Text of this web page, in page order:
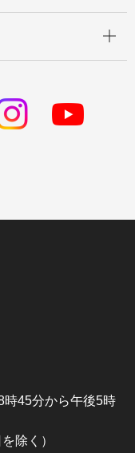
時45分から午後5時
除く）